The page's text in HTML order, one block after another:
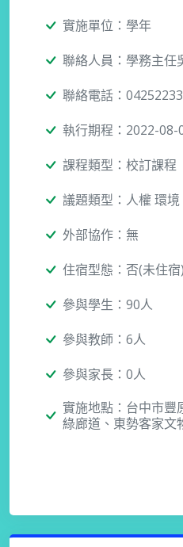
實施單位：學年
聯絡人員：學務主任
聯絡電話：
執行期程：2022-08-
課程類型：校訂課程
議題類型：人權 環
外部協作：無
住宿型態：否(未住宿)
參與學生：90人
參與教師：6人
參與家長：0人
實施地點：台中市豐
綠廊道、東勢客家文